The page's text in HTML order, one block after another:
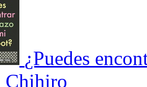
¿Puedes
Chihiro